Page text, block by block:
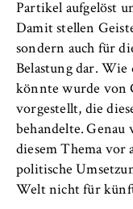
Partikel aufgelöst
Damit stellen
sondern auch für
Belastung dar. Wie
könnte wurde von
vorgestellt, die
behandelte. Genau
diesem Thema vor
politische
Welt nicht für
MARKETING
Youtube
Name:
connected-
Anbieter: